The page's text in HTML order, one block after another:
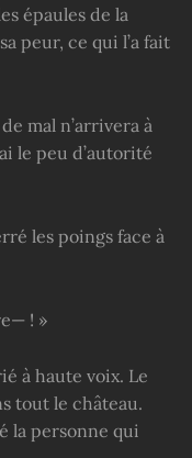
épaules de la
peur, ce qui l’a fait
mal n’arrivera à
le peu d’autorité
les poings face à
! »
à haute voix. Le
tout le château.
la personne qui